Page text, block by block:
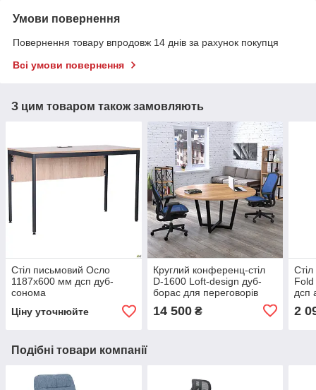
Умови повернення
Повернення товару впродовж 14 днів за рахунок покупця
Всі умови повернення
З цим товаром також замовляють
Стіл письмовий Осло
1187х600 мм дсп дуб-
сонома
Ціну уточнюйте
Круглий конференц-стіл
D-1600 Loft-design дуб-
борас для переговорів
14 500₴
дсп
2
Подібні товари компанії